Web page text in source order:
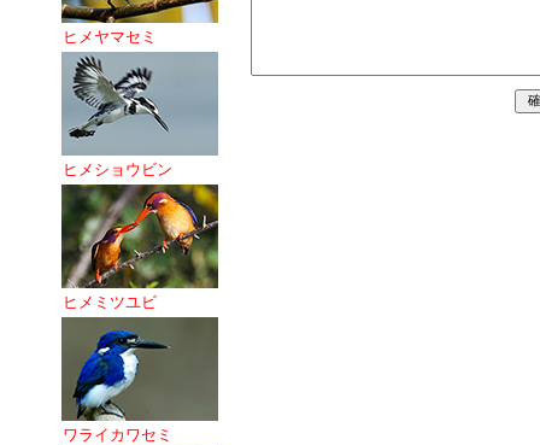
ヒメヤマセミ
ヒメショウビン
ヒメミツユビ
ワライカワセミ